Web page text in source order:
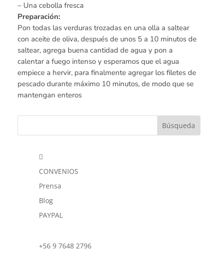
– Una cebolla fresca
Preparación:
Pon todas las verduras trozadas en una olla a saltear
con aceite de oliva, después de unos 5 a 10 minutos de
saltear, agrega buena cantidad de agua y pon a
calentar a fuego intenso y esperamos que el agua
empiece a hervir, para finalmente agregar los filetes de
pescado durante máximo 10 minutos, de modo que se
mantengan enteros

CONVENIOS
Prensa
Blog
PAYPAL
+56 9 7648 2796